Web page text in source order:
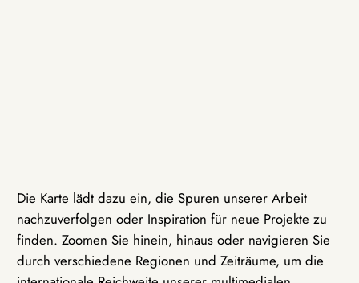
Die Karte lädt dazu ein, die Spuren unserer Arbeit
nachzuverfolgen oder Inspiration für neue Projekte zu
finden. Zoomen Sie hinein, hinaus oder navigieren Sie
durch verschiedene Regionen und Zeiträume, um die